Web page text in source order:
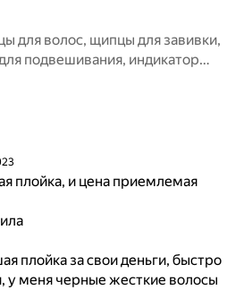
для волос, щипцы для завивки,
подвешивания, индикатор
покрытие
плойка, и цена приемлемая
плойка за свои деньги, быстро
у меня черные жесткие волосы